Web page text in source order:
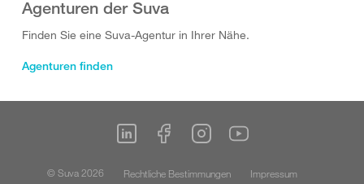
Agenturen der Suva
Finden Sie eine Suva-Agentur in Ihrer Nähe.
Agenturen finden
© Suva 2026 Rechtliche Bestimmungen Impressum